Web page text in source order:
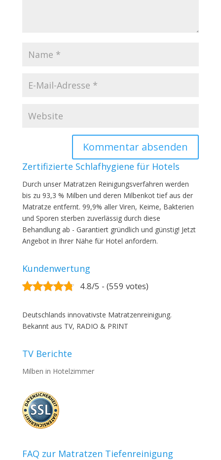
Zertifizierte Schlafhygiene für Hotels
Durch unser Matratzen Reinigungsverfahren werden
bis zu 93,3 % Milben und deren Milbenkot tief aus der
Matratze entfernt. 99,9% aller Viren, Keime, Bakterien
und Sporen sterben zuverlässig durch diese
Behandlung ab - Garantiert gründlich und günstig! Jetzt
Angebot in Ihrer Nähe für Hotel anfordern.
Kundenwertung
4.8/5 - (559 votes)
Deutschlands innovativste Matratzenreinigung.
Bekannt aus TV, RADIO & PRINT
TV Berichte
Milben in Hotelzimmer
FAQ zur Matratzen Tiefenreinigung